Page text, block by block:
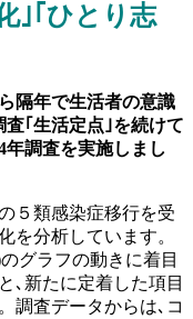
｣｢ひとり志
隔年で生活者の意識
｢生活定点｣を続けて
調査を実施しまし
５類感染症移行を受
を分析しています。
グラフの動きに着目
､新たに定着した項目
調査データからは､コ